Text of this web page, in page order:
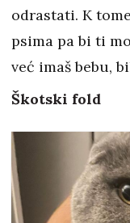
odrastati. K
psima pa bi ti
već imaš bebu,
Škotski fold